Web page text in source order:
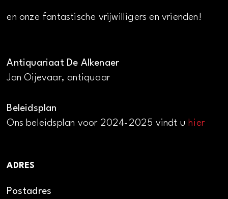
en onze fantastische vrijwilligers en vrienden!
Antiquariaat De Alkenaer
Jan Oijevaar, antiquaar
Beleidsplan
Ons beleidsplan voor 2024-2025 vindt uhier
ADRES
Postadres